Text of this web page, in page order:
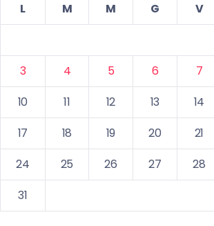
L
M M G V
3
4 5 6 7
10
11 12 13 14
17
18 19 20 21
24
25 26 27 28
31